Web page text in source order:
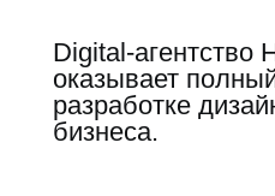
Digital-агентство
оказывает
разработке
бизнеса.